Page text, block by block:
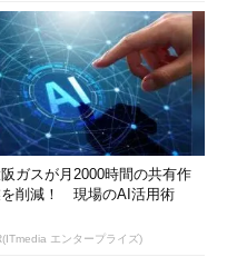
ップ・サービスとVDIの関
ガスが月2000時間の共有作
削減！ 現場のAI活用術
エンタープライズ)